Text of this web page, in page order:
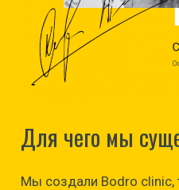
Для чего мы
Мы создали Bodro clinic,